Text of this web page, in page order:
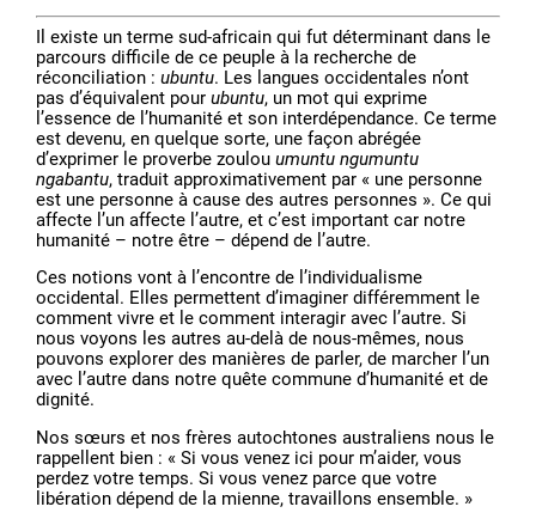
Il existe un terme sud-africain qui fut déterminant dans le
parcours difficile de ce peuple à la recherche de
réconciliation : ubuntu. Les langues occidentales n’ont
pas d’équivalent pourubuntu, un mot qui exprime
l’essence de l’humanité et son interdépendance. Ce terme
est devenu, en quelque sorte, une façon abrégée
d’exprimer le proverbe zoulouumuntu ngumuntu
ngabantu, traduit approximativement par « une personne
est une personne à cause des autres personnes ». Ce qui
affecte l’un affecte l’autre, et c’est important car notre
humanité – notre être – dépend de l’autre.
Ces notions vont à l’encontre de l’individualisme
occidental. Elles permettent d’imaginer différemment le
comment vivre et le comment interagir avec l’autre. Si
nous voyons les autres au-delà de nous-mêmes, nous
pouvons explorer des manières de parler, de marcher l’un
avec l’autre dans notre quête commune d’humanité et de
dignité.
Nos sœurs et nos frères autochtones australiens nous le
rappellent bien : « Si vous venez ici pour m’aider, vous
perdez votre temps. Si vous venez parce que votre
libération dépend de la mienne, travaillons ensemble. »